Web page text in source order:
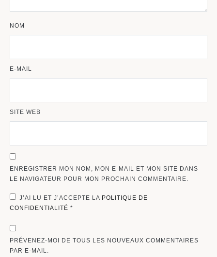
NOM
E-MAIL
SITE WEB
ENREGISTRER MON NOM, MON E-MAIL ET MON SITE DANS
LE NAVIGATEUR POUR MON PROCHAIN COMMENTAIRE.
J’AI LU ET J’ACCEPTE LA POLITIQUE DE
CONFIDENTIALITÉ *
PRÉVENEZ-MOI DE TOUS LES NOUVEAUX COMMENTAIRES
PAR E-MAIL.